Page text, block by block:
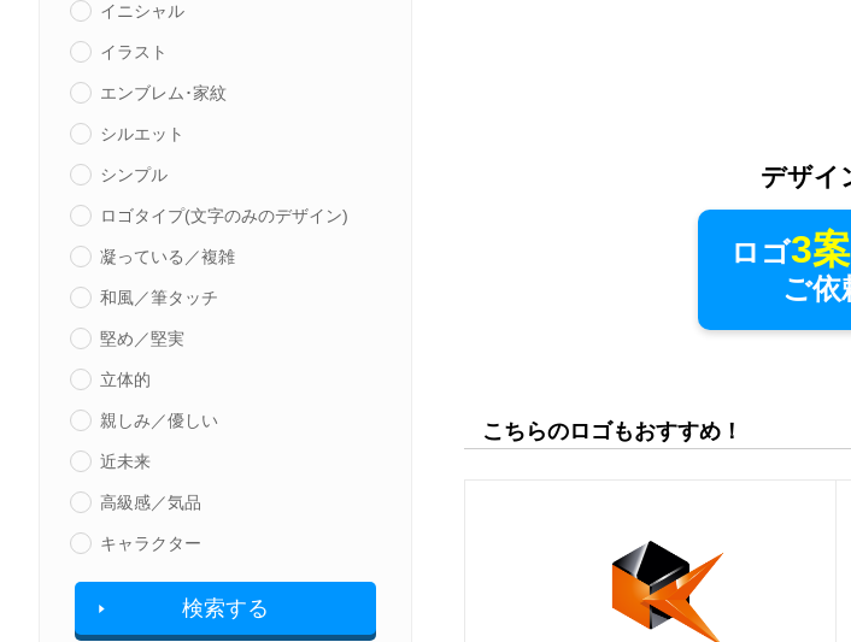
イニシャル
イラスト
エンブレム･家紋
シルエット
シンプル
ロゴタイプ(文字のみのデザイン)
凝っている／複雑
和風／筆タッチ
堅め／堅実
立体的
親しみ／優しい
近未来
高級感／気品
キャラクター
検索する
デザイ
ロゴ3
ご依
こちらのロゴもおすすめ！